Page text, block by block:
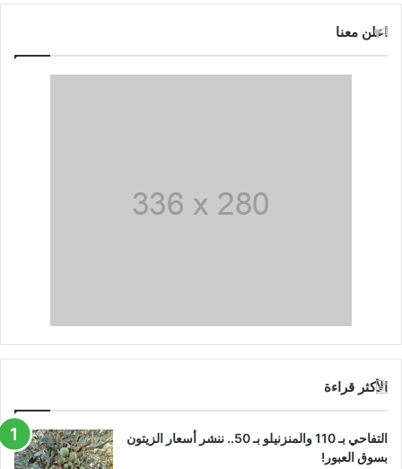
اعلن معنا
الأكثر قراءة
التفاحي بـ 110 والمنزنيلو بـ 50.. ننشر أسعار الزيتون
بسوق العبور!